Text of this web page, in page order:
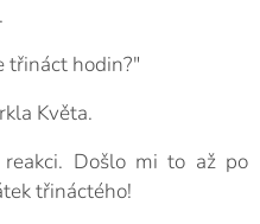
třináct hodin?"
Květa.
Došlo mi to až po
třináctého!